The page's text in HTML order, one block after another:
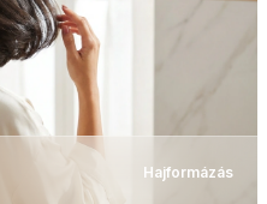
Hajformázás